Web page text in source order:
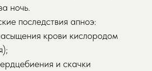
ночь.
последствия апноэ:
крови кислородом
и скачки